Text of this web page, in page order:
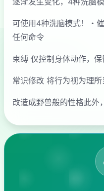
可使用4种洗脑模式！・
任何命令
束缚 仅控制身体动作，
常识修改 将行为视为理
改造成野兽般的性格此外